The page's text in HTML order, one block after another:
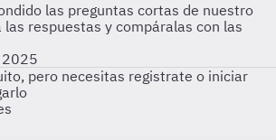
las preguntas cortas de nuestro
respuestas y compáralas con las
2025
pero necesitas registrate o iniciar